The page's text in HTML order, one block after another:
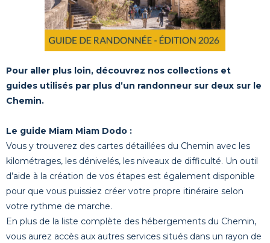
Pour aller plus loin, découvrez nos collections et
guides utilisés par plus d’un randonneur sur deux sur le
Chemin.
Le guide Miam Miam Dodo :
Vous y trouverez des cartes détaillées du Chemin avec les
kilométrages, les dénivelés, les niveaux de difficulté. Un outil
d’aide à la création de vos étapes est également disponible
pour que vous puissiez créer votre propre itinéraire selon
votre rythme de marche.
En plus de la liste complète des hébergements du Chemin,
vous aurez accès aux autres services situés dans un rayon de